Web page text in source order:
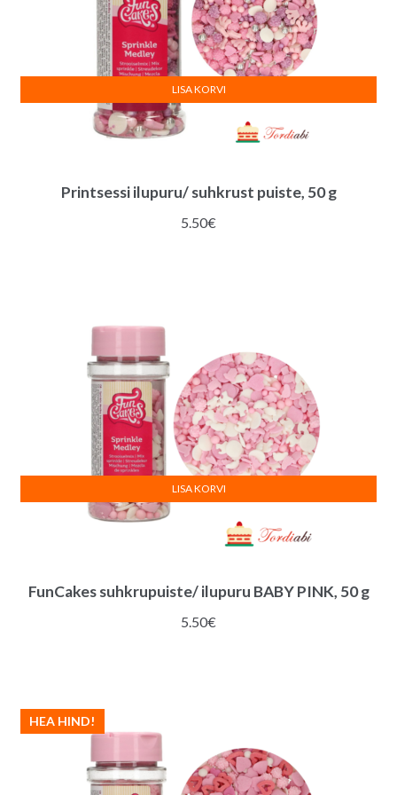
Printsessi ilupuru/ suhkrust puiste, 50 g
5.50€
LISA KORVI
FunCakes suhkrupuiste/ ilupuru BABY PINK, 50 g
5.50€
LISA KORVI
HEA HIND!